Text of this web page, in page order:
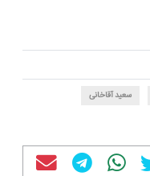
سعید آقاخانی